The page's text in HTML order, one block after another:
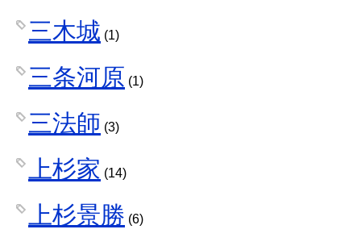
三木城 (1)
三条河原 (1)
三法師 (3)
上杉家 (14)
上杉景勝 (6)